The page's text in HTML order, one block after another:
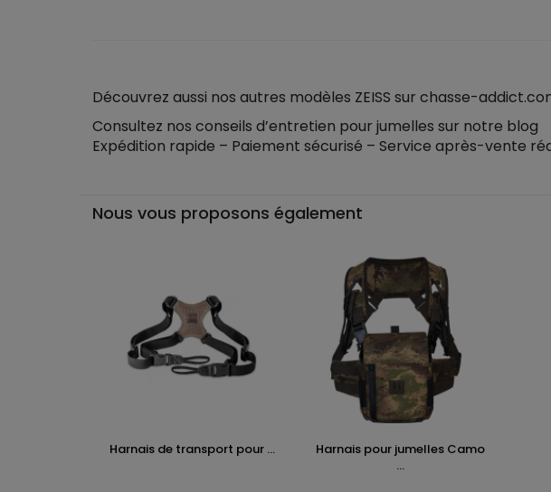
Découvrez aussi nos autres modèles ZEISS sur chasse-
Consultez nos conseils d’entretien pour jumelles sur notre blog
Expédition rapide – Paiement sécurisé – Service après-vente
Nous vous proposons également
Harnais de transport pour ...
Harnais pour jumelles Camo
...